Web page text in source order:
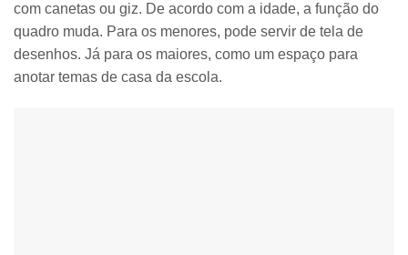
com canetas ou giz. De acordo com a idade, a função do
quadro muda. Para os menores, pode servir de tela de
desenhos. Já para os maiores, como um espaço para
anotar temas de casa da escola.